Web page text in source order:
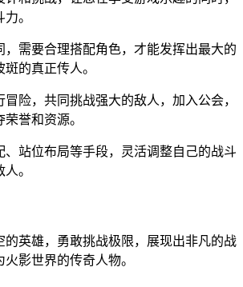
。
，需要合理搭配角色，才能发挥出最大的
的真正传人。
险，共同挑战强大的敌人，加入公会，
誉和资源。
、站位布局等手段，灵活调整自己的战斗
。
的英雄，勇敢挑战极限，展现出非凡的战
影世界的传奇人物。